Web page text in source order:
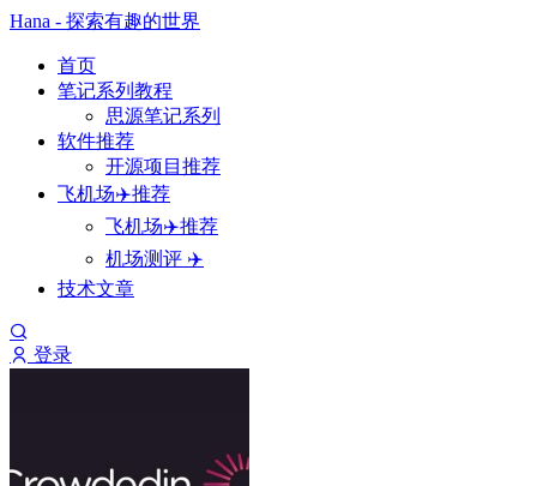
Hana - 探索有趣的世界
首页
笔记系列教程
思源笔记系列
软件推荐
开源项目推荐
飞机场✈️推荐
飞机场✈️推荐
机场测评 ✈️
技术文章
登录